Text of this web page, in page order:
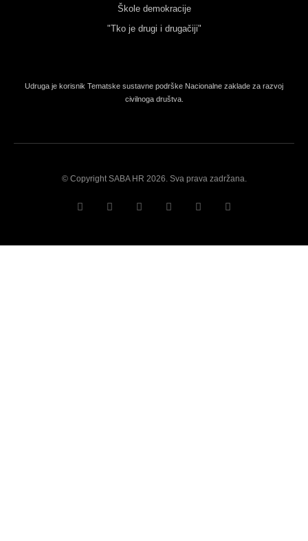
Škole demokracije
"Tko je drugi i drugačiji"
Udruga je korisnik Tematske sustavne podrške Nacionalne zaklade za razvoj
civilnoga društva.
© Copyright SABA HR 2026. Sva prava zadržana.